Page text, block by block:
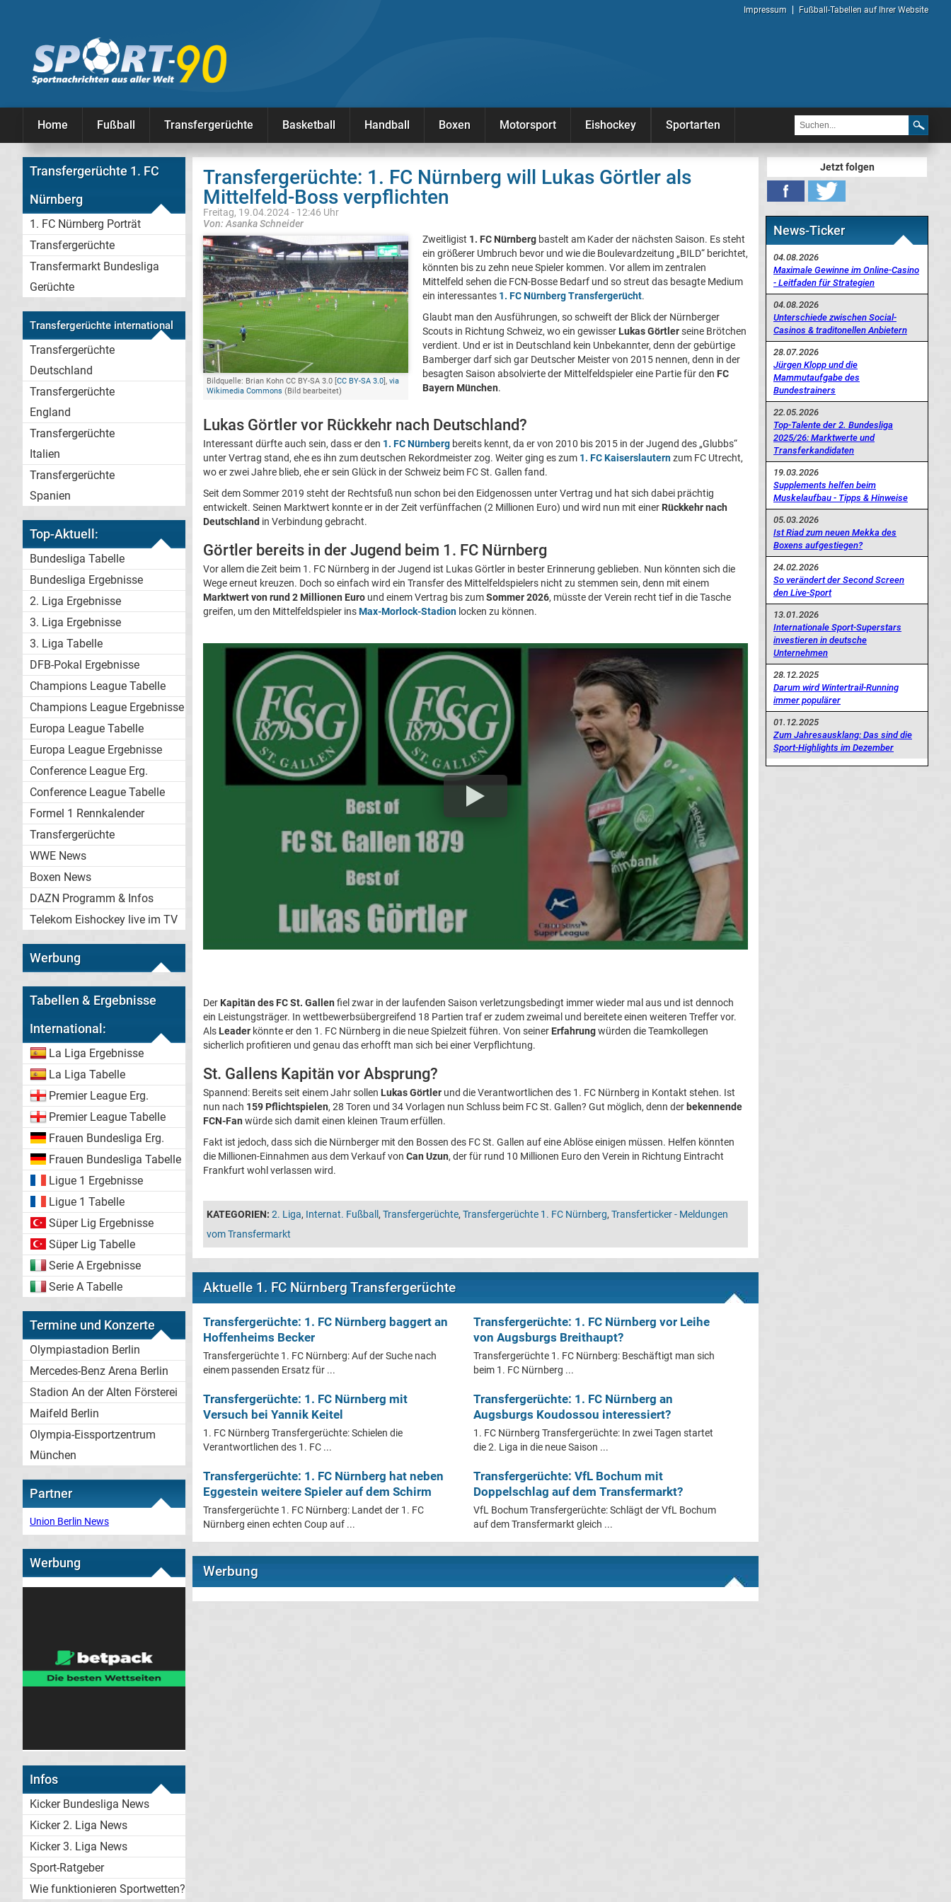
Impressum Fußball-Tabellen auf Ihrer Website
Home Fußball Transfergerüchte Basketball Handball Boxen Motorsport Eishockey Sportarten
Transfergerüchte 1. FC
Nürnberg
1. FC Nürnberg Porträt
Transfergerüchte
Transfermarkt Bundesliga
Gerüchte
Transfergerüchte international
Transfergerüchte
Deutschland
Transfergerüchte
England
Transfergerüchte
Italien
Transfergerüchte
Spanien
Top-Aktuell:
Bundesliga Tabelle
Bundesliga Ergebnisse
2. Liga Ergebnisse
3. Liga Ergebnisse
3. Liga Tabelle
DFB-Pokal Ergebnisse
Champions League Tabelle
Champions League Ergebnisse
Europa League Tabelle
Europa League Ergebnisse
Conference League Erg.
Conference League Tabelle
Formel 1 Rennkalender
Transfergerüchte
WWE News
Boxen News
DAZN Programm & Infos
Telekom Eishockey live im TV
Werbung
Tabellen & Ergebnisse
International:
La Liga Ergebnisse
La Liga Tabelle
Premier League Erg.
Premier League Tabelle
Frauen Bundesliga Erg.
Frauen Bundesliga Tabelle
Ligue 1 Ergebnisse
Ligue 1 Tabelle
Süper Lig Ergebnisse
Süper Lig Tabelle
Serie A Ergebnisse
Serie A Tabelle
Termine und Konzerte
Olympiastadion Berlin
Mercedes-Benz Arena Berlin
Stadion An der Alten Försterei
Maifeld Berlin
Olympia-Eissportzentrum
München
Partner
Union Berlin News
Werbung
Infos
Kicker Bundesliga News
Kicker 2. Liga News
Kicker 3. Liga News
Sport-Ratgeber
Wie funktionieren Sportwetten?
Transfergerüchte: 1. FC Nürnberg will Lukas Görtler als
Mittelfeld-Boss verpflichten
Freitag, 19.04.2024 - 12:46 Uhr
Von: Asanka Schneider
Bildquelle: Brian Kohn CC BY-SA 3.0 [CC BY-SA 3.0], via
Wikimedia Commons (Bild bearbeitet)
Zweitligist 1. FC Nürnberg bastelt am Kader der nächsten Saison. Es steht
ein größerer Umbruch bevor und wie die Boulevardzeitung „BILD“ berichtet,
könnten bis zu zehn neue Spieler kommen. Vor allem im zentralen
Mittelfeld sehen die FCN-Bosse Bedarf und so streut das besagte Medium
ein interessantes 1. FC Nürnberg Transfergerücht.
Glaubt man den Ausführungen, so schweift der Blick der Nürnberger
Scouts in Richtung Schweiz, wo ein gewisser Lukas Görtlerseine Brötchen
verdient. Und er ist in Deutschland kein Unbekannter, denn der gebürtige
Bamberger darf sich gar Deutscher Meister von 2015 nennen, denn in der
besagten Saison absolvierte der Mittelfeldspieler eine Partie für den FC
Bayern München.
Lukas Görtler vor Rückkehr nach Deutschland?
Interessant dürfte auch sein, dass er den 1. FC Nürnberg bereits kennt, da er von 2010 bis 2015 in der Jugend des „Glubbs“
unter Vertrag stand, ehe es ihn zum deutschen Rekordmeister zog. Weiter ging es zum 1. FC Kaiserslauternzum FC Utrecht,
wo er zwei Jahre blieb, ehe er sein Glück in der Schweiz beim FC St. Gallen fand.
Seit dem Sommer 2019 steht der Rechtsfuß nun schon bei den Eidgenossen unter Vertrag und hat sich dabei prächtig
entwickelt. Seinen Marktwert konnte er in der Zeit verfünffachen (2 Millionen Euro) und wird nun mit einer Rückkehr nach
Deutschland in Verbindung gebracht.
Görtler bereits in der Jugend beim 1. FC Nürnberg
Vor allem die Zeit beim 1. FC Nürnberg in der Jugend ist Lukas Görtler in bester Erinnerung geblieben. Nun könnten sich die
Wege erneut kreuzen. Doch so einfach wird ein Transfer des Mittelfeldspielers nicht zu stemmen sein, denn mit einem
Marktwert von rund 2 Millionen Euro und einem Vertrag bis zumSommer 2026, müsste der Verein recht tief in die Tasche
greifen, um den Mittelfeldspieler insMax-Morlock-Stadion locken zu können.
Der Kapitän des FC St. Gallen fiel zwar in der laufenden Saison verletzungsbedingt immer wieder mal aus und ist dennoch
ein Leistungsträger. In wettbewerbsübergreifend 18 Partien traf er zudem zweimal und bereitete einen weiteren Treffer vor.
Als Leader könnte er den 1. FC Nürnberg in die neue Spielzeit führen. Von seiner Erfahrungwürden die Teamkollegen
sicherlich profitieren und genau das erhofft man sich bei einer Verpflichtung.
St. Gallens Kapitän vor Absprung?
Spannend: Bereits seit einem Jahr sollen Lukas Görtler und die Verantwortlichen des 1. FC Nürnberg in Kontakt stehen. Ist
nun nach 159 Pflichtspielen, 28 Toren und 34 Vorlagen nun Schluss beim FC St. Gallen? Gut möglich, denn der bekennende
FCN-Fan würde sich damit einen kleinen Traum erfüllen.
Fakt ist jedoch, dass sich die Nürnberger mit den Bossen des FC St. Gallen auf eine Ablöse einigen müssen. Helfen könnten
die Millionen-Einnahmen aus dem Verkauf von Can Uzun, der für rund 10 Millionen Euro den Verein in Richtung Eintracht
Frankfurt wohl verlassen wird.
KATEGORIEN: 2. Liga, Internat. Fußball , Transfergerüchte, Transfergerüchte 1. FC Nürnberg, Transferticker - Meldungen
vom Transfermarkt
Aktuelle 1. FC Nürnberg Transfergerüchte
Transfergerüchte: 1. FC Nürnberg baggert an
Hoffenheims Becker
Transfergerüchte 1. FC Nürnberg: Auf der Suche nach
einem passenden Ersatz für ...
Transfergerüchte: 1. FC Nürnberg vor Leihe
von Augsburgs Breithaupt?
Transfergerüchte 1. FC Nürnberg: Beschäftigt man sich
beim 1. FC Nürnberg ...
Transfergerüchte: 1. FC Nürnberg mit
Versuch bei Yannik Keitel
1. FC Nürnberg Transfergerüchte: Schielen die
Verantwortlichen des 1. FC ...
Transfergerüchte: 1. FC Nürnberg an
Augsburgs Koudossou interessiert?
1. FC Nürnberg Transfergerüchte: In zwei Tagen startet
die 2. Liga in die neue Saison ...
Transfergerüchte: 1. FC Nürnberg hat neben
Eggestein weitere Spieler auf dem Schirm
Transfergerüchte 1. FC Nürnberg: Landet der 1. FC
Nürnberg einen echten Coup auf ...
Transfergerüchte: VfL Bochum mit
Doppelschlag auf dem Transfermarkt?
VfL Bochum Transfergerüchte: Schlägt der VfL Bochum
auf dem Transfermarkt gleich ...
Werbung
Jetzt folgen
News-Ticker
04.08.2026
Maximale Gewinne im Online-Casino
- Leitfaden für Strategien
04.08.2026
Unterschiede zwischen Social-
Casinos & traditonellen Anbietern
28.07.2026
Jürgen Klopp und die
Mammutaufgabe des
Bundestrainers
22.05.2026
Top-Talente der 2. Bundesliga
2025/26: Marktwerte und
Transferkandidaten
19.03.2026
Supplements helfen beim
Muskelaufbau - Tipps & Hinweise
05.03.2026
Ist Riad zum neuen Mekka des
Boxens aufgestiegen?
24.02.2026
So verändert der Second Screen
den Live-Sport
13.01.2026
Internationale Sport-Superstars
investieren in deutsche
Unternehmen
28.12.2025
Darum wird Wintertrail-Running
immer populärer
01.12.2025
Zum Jahresausklang: Das sind die
Sport-Highlights im Dezember